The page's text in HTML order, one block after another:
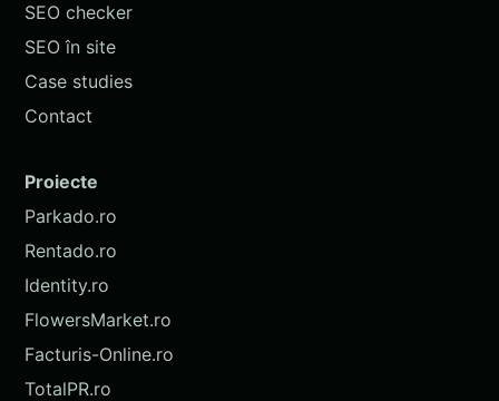
SEO checker
SEO în site
Case studies
Contact
Proiecte
Parkado.ro
Rentado.ro
Identity.ro
FlowersMarket.ro
Facturis-Online.ro
TotalPR.ro